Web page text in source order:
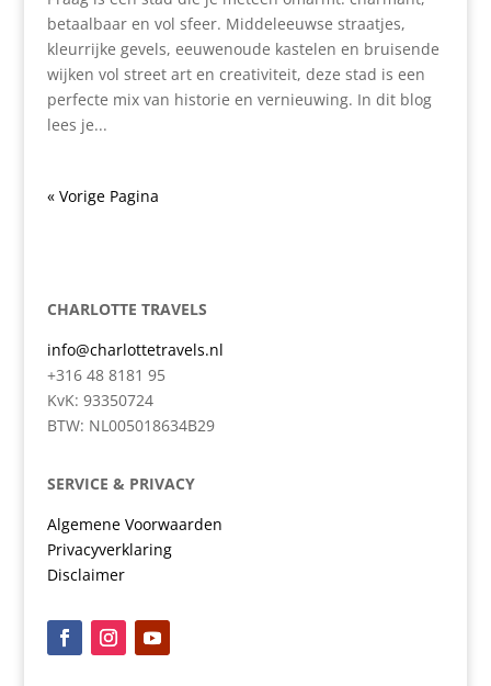
betaalbaar en vol sfeer. Middeleeuwse straatjes,
kleurrijke gevels, eeuwenoude kastelen en bruisende
wijken vol street art en creativiteit, deze stad is een
perfecte mix van historie en vernieuwing. In dit blog
lees je...
« Vorige Pagina
CHARLOTTE TRAVELS
info@charlottetravels.nl
+316 48 8181 95
KvK: 93350724
BTW: NL005018634B29
SERVICE & PRIVACY
Algemene Voorwaarden
Privacyverklaring
Disclaimer